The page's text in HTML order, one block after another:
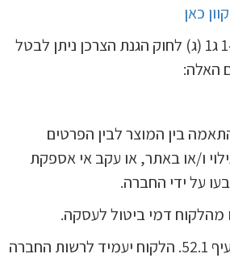
כאן
על פי סעיף 14 ג (ג) 14 ג1 (ג) לחוק הגנת הצרכן ניתן לבטל
האלה:
בין המוצר לבין הפרטים
ו/או באתר, או עקב אי אספקת
על ידי החברה.
מהלקוח דמי ביטול לעסקה.
בנסיבות המנויות בסעיף 52.1. הלקוח יעמיד לרשות החברה